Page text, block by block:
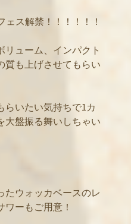
ェス解禁！！！！！！
ューム、インパクト
質も上げさせてもらい
らいたい気持ちで1カ
大盤振る舞いしちゃい
たウォッカベースのレ
ーもご用意！